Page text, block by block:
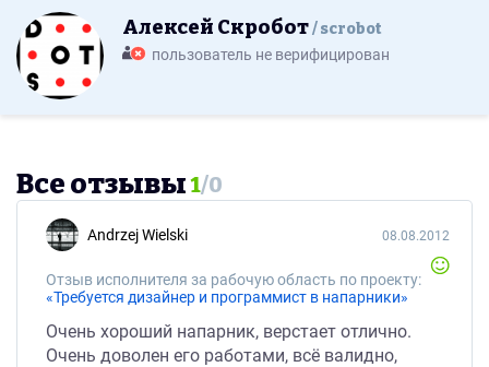
Алексей Скробот scrobot
пользователь не верифицирован
Все отзывы1/0
Andrzej Wielski
Отзыв исполнителя за рабочую область по проекту:
«Требуется дизайнер и программист в напарники»
08.08.2012
Очень хороший напарник, верстает отлично.
Очень доволен его работами, всё валидно,